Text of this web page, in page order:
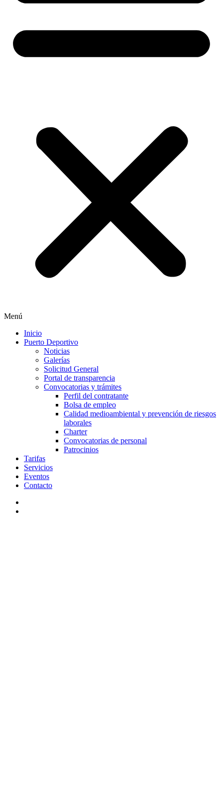
Menú
Inicio
Puerto Deportivo
Noticias
Galerías
Solicitud General
Portal de transparencia
Convocatorias y trámites
Perfil del contratante
Bolsa de empleo
Calidad medioambiental y prevención de riesgos
laborales
Charter
Convocatorias de personal
Patrocinios
Tarifas
Servicios
Eventos
Contacto